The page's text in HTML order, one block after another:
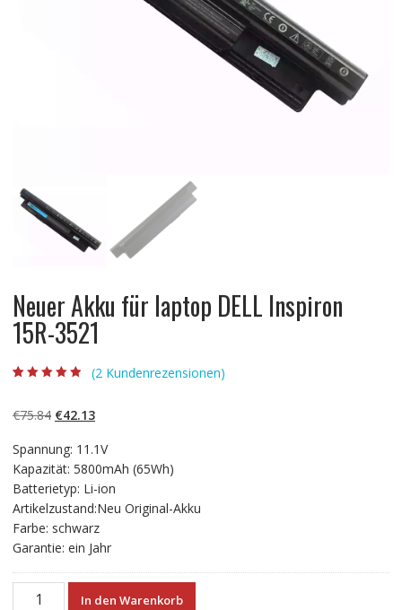
Neuer Akku für laptop DELL Inspiron
15R-3521
basierend auf
Kundenbewert
(2 Kundenrezensionen)
€75.84 Ursprünglicher
war:
€75.84
€42.13Aktueller
ist:
€42.13.
Spannung: 11.1V
Kapazität: 5800mAh (65Wh)
Batterietyp: Li-ion
Artikelzustand:Neu Original-Akku
Farbe: schwarz
Garantie: ein Jahr
Neuer
In den Warenkorb